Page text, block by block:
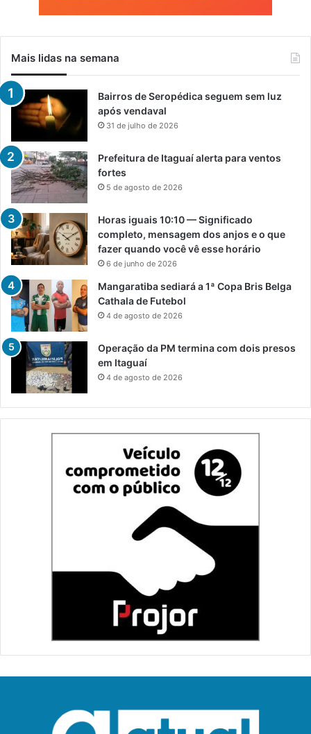
Mais lidas na semana
Bairros de Seropédica seguem sem luz
após vendaval
31 de julho de 2026
Prefeitura de Itaguaí alerta para ventos
fortes
5 de agosto de 2026
Horas iguais 10:10 — Significado
completo, mensagem dos anjos e o que
fazer quando você vê esse horário
6 de junho de 2026
Mangaratiba sediará a 1ª Copa Bris Belga
Cathala de Futebol
4 de agosto de 2026
Operação da PM termina com dois presos
em Itaguaí
4 de agosto de 2026